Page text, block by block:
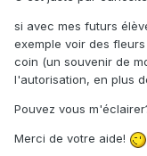
si avec mes futurs
exemple voir des
coin (un souvenir de
l'autorisation, en plus
Pouvez vous
Merci de votre aide!